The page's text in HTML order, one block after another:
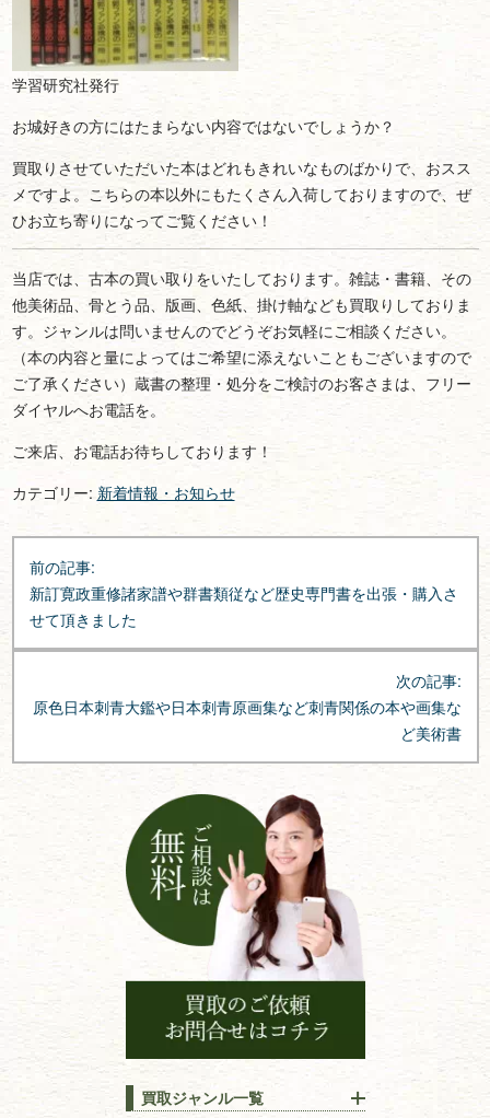
学習研究社発行
お城好きの方にはたまらない内容ではないでしょうか？
買取りさせていただいた本はどれもきれいなものばかりで、おスス
メですよ。こちらの本以外にもたくさん入荷しておりますので、ぜ
ひお立ち寄りになってご覧ください！
当店では、古本の買い取りをいたしております。雑誌・書籍、その
他美術品、骨とう品、版画、色紙、掛け軸なども買取りしておりま
す。ジャンルは問いませんのでどうぞお気軽にご相談ください。
（本の内容と量によってはご希望に添えないこともございますので
ご了承ください）蔵書の整理・処分をご検討のお客さまは、フリー
ダイヤルへお電話を。
ご来店、お電話お待ちしております！
カテゴリー: 新着情報・お知らせ
投
稿
ナ
ビ
ー
シ
ョ
前の記事:
新訂寛政重修諸家譜や群書類従など歴史専門書を出張・購入さ
せて頂きました
次の記事:
原色日本刺青大鑑や日本刺青原画集など刺青関係の本や画集な
ど美術書
買取ジャンル一覧